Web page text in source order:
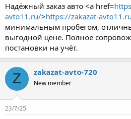
Надёжный заказ авто <a href=
avto11.ru/>https://zakazat-avto11.ru
минимальным пробегом,
выгодной цене. Полное
постановки на учёт.
Z zakazat-avto-720
New member
23/7/25